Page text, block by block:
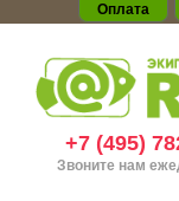
Оплата
+7 (495)
Звоните нам